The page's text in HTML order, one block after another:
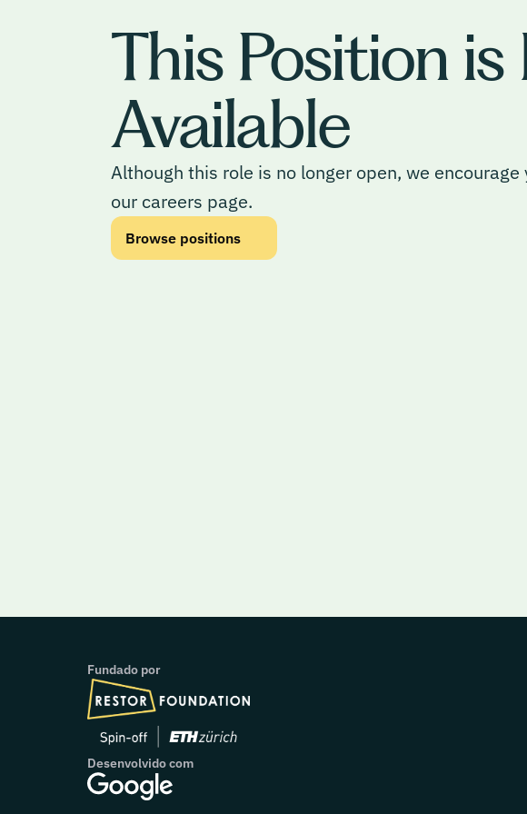
This Position
Available
Although this role is no longer open, we
our careers page.
Browse positions
Fundado por
Desenvolvido com